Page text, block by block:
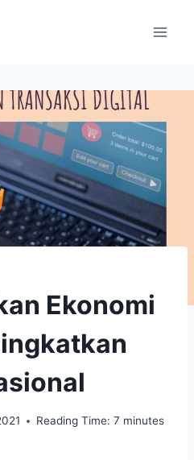
Ekonomi
Reading Time: 7 minutes